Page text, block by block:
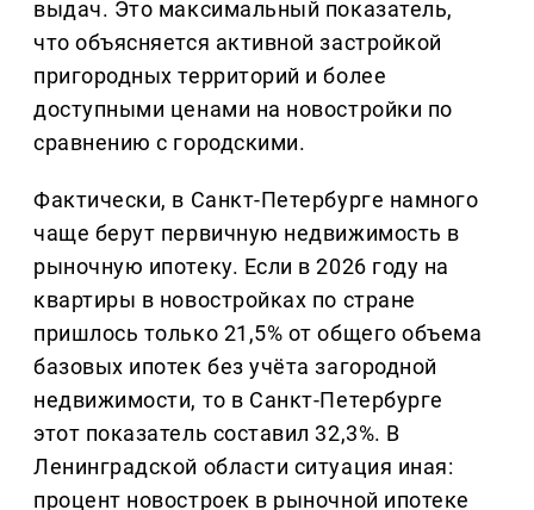
выдач. Это максимальный показатель,
что объясняется активной застройкой
пригородных территорий и более
доступными ценами на новостройки по
сравнению с городскими.
Фактически, в Санкт-Петербурге намного
чаще берут первичную недвижимость в
рыночную ипотеку. Если в 2026 году на
квартиры в новостройках по стране
пришлось только 21,5% от общего объема
базовых ипотек без учёта загородной
недвижимости, то в Санкт-Петербурге
этот показатель составил 32,3%. В
Ленинградской области ситуация иная:
процент новостроек в рыночной ипотеке